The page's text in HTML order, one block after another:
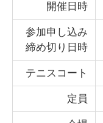
開催日時
参加申し込み
締め切り日時
テニスコート
定員